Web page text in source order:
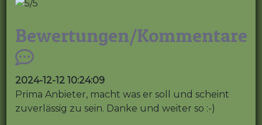
Bewertungen/Kommentare
2024-12-12 10:24:09
Prima Anbieter, macht was er soll und scheint
zuverlässig zu sein. Danke und weiter so :-)